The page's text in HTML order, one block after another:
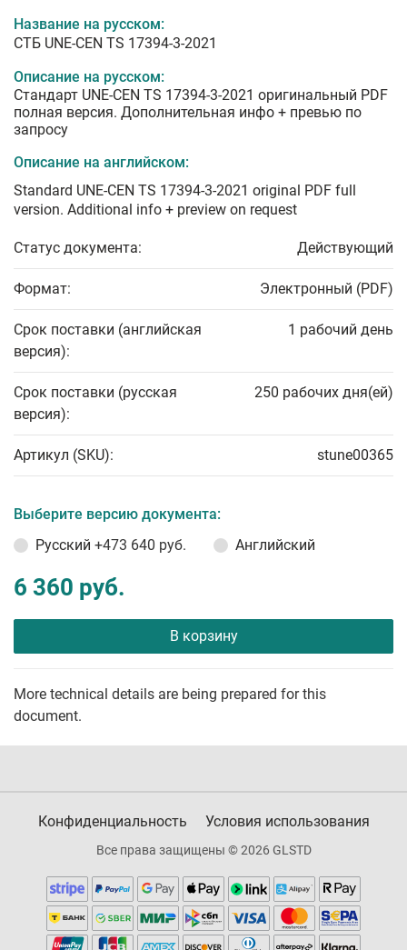
Название на русском:
СТБ UNE-CEN TS 17394-3-2021
Описание на русском:
Стандарт UNE-CEN TS 17394-3-2021 оригинальный PDF
полная версия. Дополнительная инфо + превью по
запросу
Описание на английском:
Standard UNE-CEN TS 17394-3-2021 original PDF full
version. Additional info + preview on request
Статус документа: Действующий
Формат: Электронный (PDF)
Срок поставки (английская
версия):
1 рабочий день
Срок поставки (русская
версия):
250 рабочих дня(ей)
Артикул (SKU): stune00365
Выберите версию документа:
Русский +473 640 руб. Английский
6 360 руб.
В корзину
More technical details are being prepared for this
document.
Конфиденциальность Условия использования
Все права защищены © 2026 GLSTD